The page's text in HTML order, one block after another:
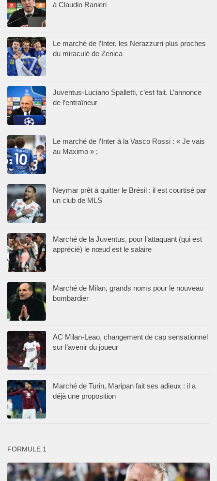
à Claudio Ranieri
Le marché de l’Inter, les Nerazzurri plus proches
du miraculé de Zenica
Juventus-Luciano Spalletti, c’est fait. L’annonce
de l’entraîneur
Le marché de l’Inter à la Vasco Rossi : « Je vais
au Maximo » ;
Neymar prêt à quitter le Brésil : il est courtisé par
un club de MLS
Marché de la Juventus, pour l’attaquant (qui est
apprécié) le nœud est le salaire
Marché de Milan, grands noms pour le nouveau
bombardier
AC Milan-Leao, changement de cap sensationnel
sur l’avenir du joueur
Marché de Turin, Maripan fait ses adieux : il a
déjà une proposition
FORMULE 1